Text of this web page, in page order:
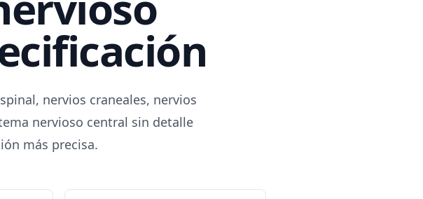
nervios craneales, nervios
nervioso central sin detalle
más precisa.